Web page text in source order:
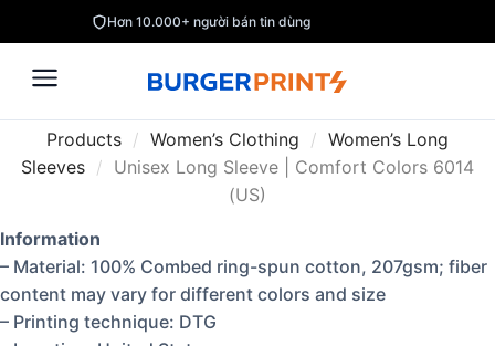
Hơn 10.000+ người bán tin dùng
Products / Women’s Clothing / Women’s Long
Sleeves / Unisex Long Sleeve | Comfort Colors 6014
(US)
Information
– Material: 100% Combed ring-spun cotton, 207gsm; fiber
content may vary for different colors and size
– Printing technique: DTG